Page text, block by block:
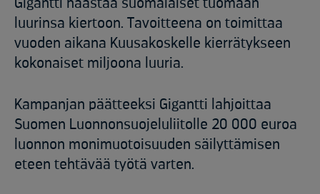
Gigantti haastaa suomalaiset tuomaan
luurinsa kiertoon. Tavoitteena on toimittaa
vuoden aikana Kuusakoskelle kierrätykseen
kokonaiset miljoona luuria.
Kampanjan päätteeksi Gigantti lahjoittaa
Suomen Luonnonsuojeluliitolle 20 000 euroa
luonnon monimuotoisuuden säilyttämisen
eteen tehtävää työtä varten.